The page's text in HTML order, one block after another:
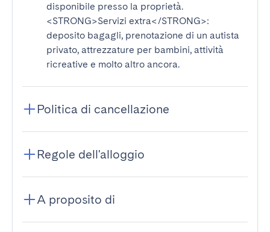
disponibile presso la proprietà.
<STRONG>Servizi extra</STRONG>:
deposito bagagli, prenotazione di un autista
privato, attrezzature per bambini, attività
ricreative e molto altro ancora.
Politica di cancellazione
Regole dell'alloggio
A proposito di